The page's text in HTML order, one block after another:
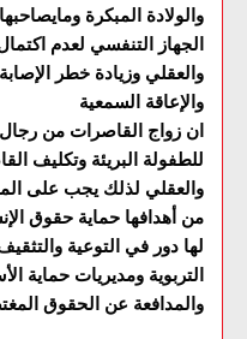
والولادة المبكرة
الجهاز التنفسي لعدم
والعقلي وزيادة خطر
والإعاقة السمعية
ان زواج القاصرات من رجال
للطفولة البريئة وتكليف
والعقلي لذلك يجب على
من أهدافها حماية حقوق
لها دور في التوعية
التربوية ومديريات حماية
والمدافعة عن الحقوق